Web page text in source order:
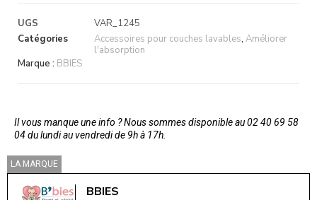
UGS
VAR_1245
Catégories
Accessoires pour couches lavables, Améliorer
l'absorption
Marque : BBIES
Il vous manque une info ? Nous sommes disponible au 02 40 69 58
04 du lundi au vendredi de 9h à 17h.
LA MARQUE
BBIES